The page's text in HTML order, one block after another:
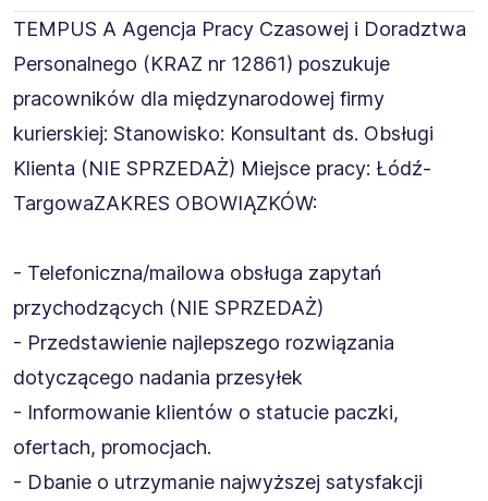
TEMPUS A Agencja Pracy Czasowej i Doradztwa
Personalnego (KRAZ nr 12861) poszukuje
pracowników dla międzynarodowej firmy
kurierskiej: Stanowisko: Konsultant ds. Obsługi
Klienta (NIE SPRZEDAŻ) Miejsce pracy: Łódź-
TargowaZAKRES OBOWIĄZKÓW:
- Telefoniczna/mailowa obsługa zapytań
przychodzących (NIE SPRZEDAŻ)
- Przedstawienie najlepszego rozwiązania
dotyczącego nadania przesyłek
- Informowanie klientów o statucie paczki,
ofertach, promocjach.
- Dbanie o utrzymanie najwyższej satysfakcji